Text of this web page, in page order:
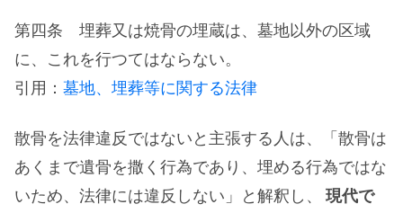
第四条 埋葬又は焼骨の埋蔵は、墓地以外の区域
に、これを行つてはならない。
引用： 墓地、埋葬等に関する法律
散骨を法律違反ではないと主張する人は、「散骨は
あくまで遺骨を撒く行為であり、埋める行為ではな
いため、法律には違反しない」と解釈し、 現代で